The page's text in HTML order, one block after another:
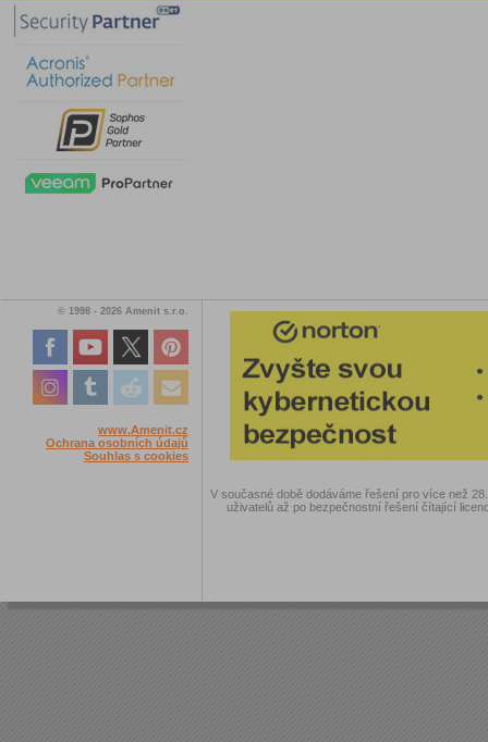
© 1998 - 2026 Amenit s.r.o.
www.Amenit.cz
Ochrana osobních údajů
Souhlas s cookies
V současné době dodáváme řešení pro více než
uživatelů až po bezpečnostní řešení čítající